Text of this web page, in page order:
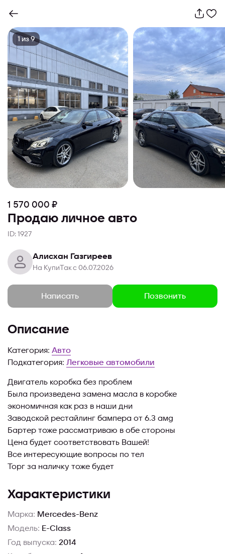
1 из9
1 570 000 ₽
Продаю личное авто
ID: 1927
Алисхан Газгиреев
На КупиТак с 06.07.2026
Написать Позвонить
Описание
Категория: Авто
Подкатегория: Легковые автомобили
Двигатель коробка без проблем
Была произведена замена масла в коробке
экономичная как раз в наши дни
Заводской рестайлинг бампера от 6.3 amg
Бартер тоже рассматриваю в обе стороны
Цена будет соответствовать Вашей!
Все интересующие вопросы по тел
Торг за наличку тоже будет
Характеристики
Марка: Mercedes-Benz
Модель: E-Class
Год выпуска: 2014